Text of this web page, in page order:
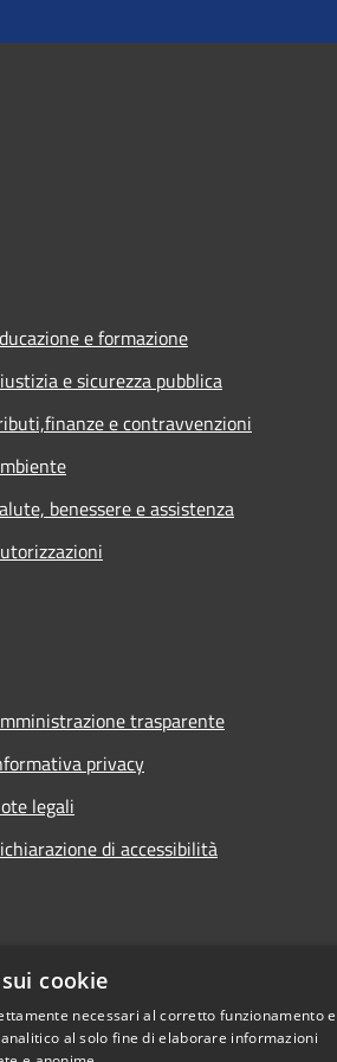
e formazione
e sicurezza pubblica
e contravvenzioni
benessere e assistenza
trasparente
privacy
legali
di accessibilità
cookie
necessari al corretto funzionamento e
al solo fine di elaborare informazioni